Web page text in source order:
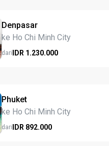
Denpasar
ke Ho Chi Minh City
dariIDR 1.230.000
Phuket
ke Ho Chi Minh City
dariIDR 892.000